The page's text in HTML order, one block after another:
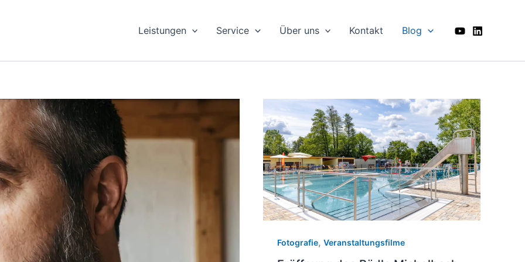
Leistungen Service Über uns Kontakt Blog
Fotografie,Veranstaltungsfilme